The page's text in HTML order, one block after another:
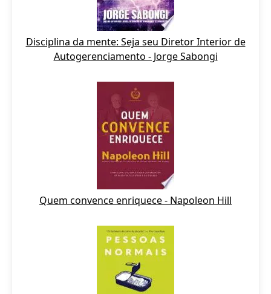
Disciplina da mente: Seja seu Diretor Interior de
Autogerenciamento - Jorge Sabongi
Quem convence enriquece - Napoleon Hill